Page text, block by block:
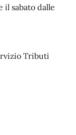
il sabato dalle
Tributi